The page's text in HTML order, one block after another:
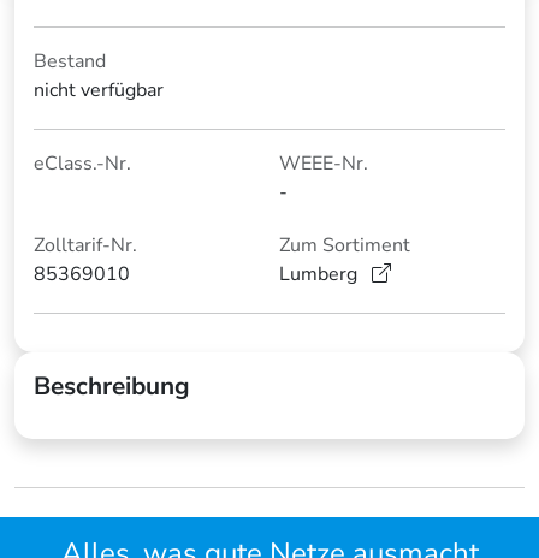
Bestand
nicht verfügbar
eClass.-Nr.
WEEE-Nr.
-
Zolltarif-Nr.
85369010
Zum Sortiment
Lumberg
Beschreibung